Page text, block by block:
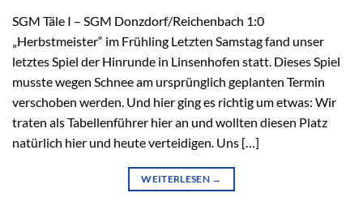
SGM Täle I – SGM Donzdorf/Reichenbach 1:0
„Herbstmeister“ im Frühling Letzten Samstag fand unser
letztes Spiel der Hinrunde in Linsenhofen statt. Dieses Spiel
musste wegen Schnee am ursprünglich geplanten Termin
verschoben werden. Und hier ging es richtig um etwas: Wir
traten als Tabellenführer hier an und wollten diesen Platz
natürlich hier und heute verteidigen. Uns […]
WEITERLESEN →